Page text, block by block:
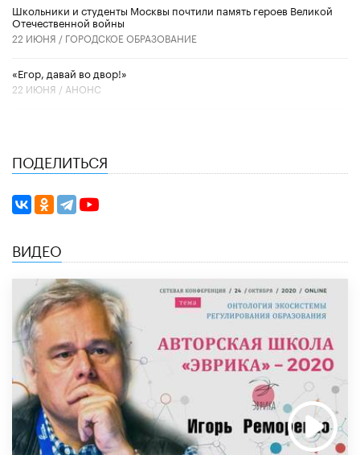
Школьники и студенты Москвы почтили память героев Великой
Отечественной войны
22 ИЮНЯ / ГОРОДСКОЕ ОБРАЗОВАНИЕ
«Егор, давай во двор!»
22 ИЮНЯ / АНОНС
ПОДЕЛИТЬСЯ
ВИДЕО